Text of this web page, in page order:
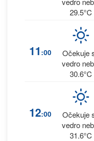
29.5°C
11 :00
Očekuje
vedro
30.6°C
12:00
Očekuje
vedro
31.6°C